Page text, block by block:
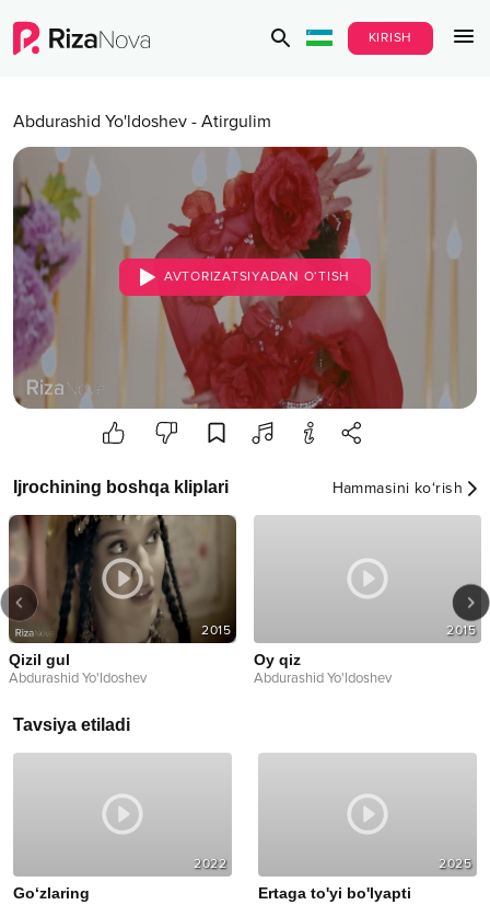
KIRISH
Abdurashid Yo'ldoshev - Atirgulim
AVTORIZATSIYADAN O‘TISH
Ijrochining boshqa kliplari Hammasini ko‘rish
2015
Qizil gul
Abdurashid Yo'ldoshev
2015
Oy qiz
Abdurashid Yo'ldoshev
Tavsiya etiladi
2022
Go‘zlaring
2025
Ertaga to'yi bo'lyapti